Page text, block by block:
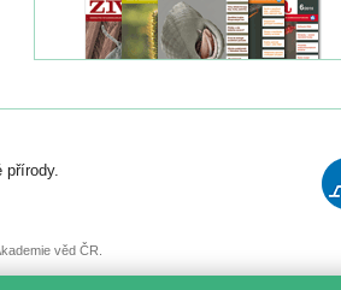
přírody.
věd ČR.